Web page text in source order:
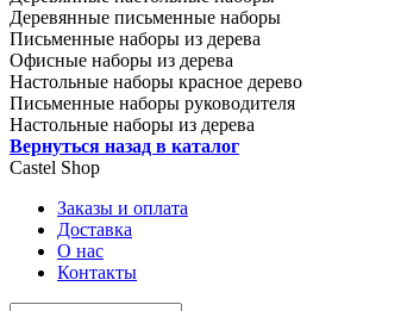
Деревянные письменные наборы
Письменные наборы из дерева
Офисные наборы из дерева
Настольные наборы красное дерево
Письменные наборы руководителя
Настольные наборы из дерева
Вернуться назад в каталог
Castel Shop
Заказы и оплата
Доставка
О нас
Контакты